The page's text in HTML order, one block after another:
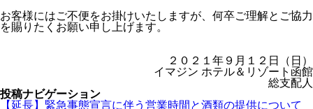
お客様にはご不便をお掛けいたしますが、何卒ご理解とご協力
を賜りたくお願い申し上げます。
２０２１年９月１２日（日）
イマジン ホテル＆リゾート函館
総支配人
投稿ナビゲーション
【延長】緊急事態宣言に伴う営業時間と酒類の提供について